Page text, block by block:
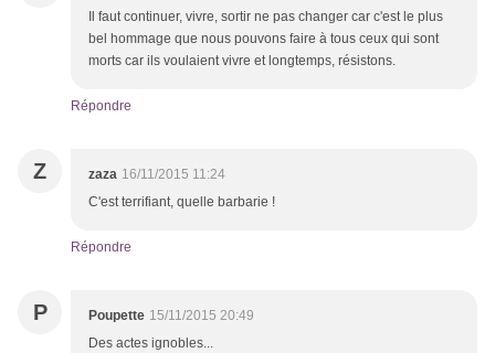
Il faut continuer, vivre, sortir ne pas changer car c'est le plus
bel hommage que nous pouvons faire à tous ceux qui sont
morts car ils voulaient vivre et longtemps, résistons.
Répondre
Z zaza 16/11/2015 11:24
C'est terrifiant, quelle barbarie !
Répondre
P Poupette 15/11/2015 20:49
Des actes ignobles...